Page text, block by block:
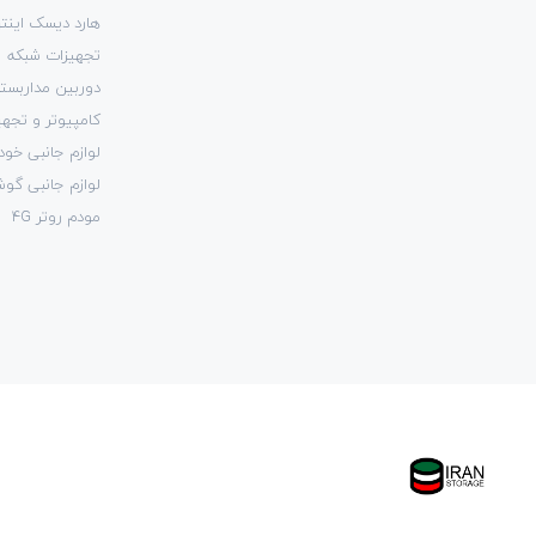
هارد دیسک
تجهیزات شبکه
دوربین
کامپیوتر و
لوازم جانبی
لوازم جانبی
مودم روتر 4G